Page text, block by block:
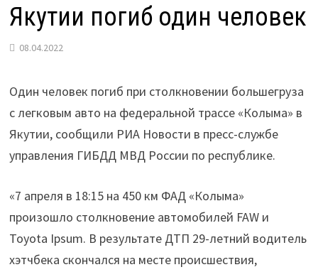
Якутии погиб один человек
08.04.2022
Один человек погиб при столкновении большегруза
с легковым авто на федеральной трассе «Колыма» в
Якутии, сообщили РИА Новости в пресс-службе
управления ГИБДД МВД России по республике.
«7 апреля в 18:15 на 450 км ФАД «Колыма»
произошло столкновение автомобилей FAW и
Toyota Ipsum. В результате ДТП 29-летний водитель
хэтчбека скончался на месте происшествия,